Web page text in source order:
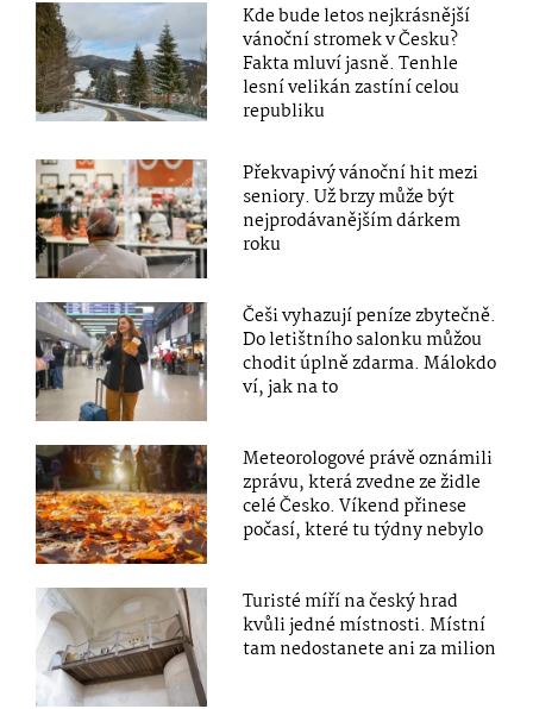
Kde bude letos nejkrásnější
vánoční stromek v Česku?
Fakta mluví jasně. Tenhle
lesní velikán zastíní celou
republiku
Překvapivý vánoční hit mezi
seniory. Už brzy může být
nejprodávanějším dárkem
roku
Češi vyhazují peníze zbytečně.
Do letištního salonku můžou
chodit úplně zdarma. Málokdo
ví, jak na to
Meteorologové právě oznámili
zprávu, která zvedne ze židle
celé Česko. Víkend přinese
počasí, které tu týdny nebylo
Turisté míří na český hrad
kvůli jedné místnosti. Místní
tam nedostanete ani za milion